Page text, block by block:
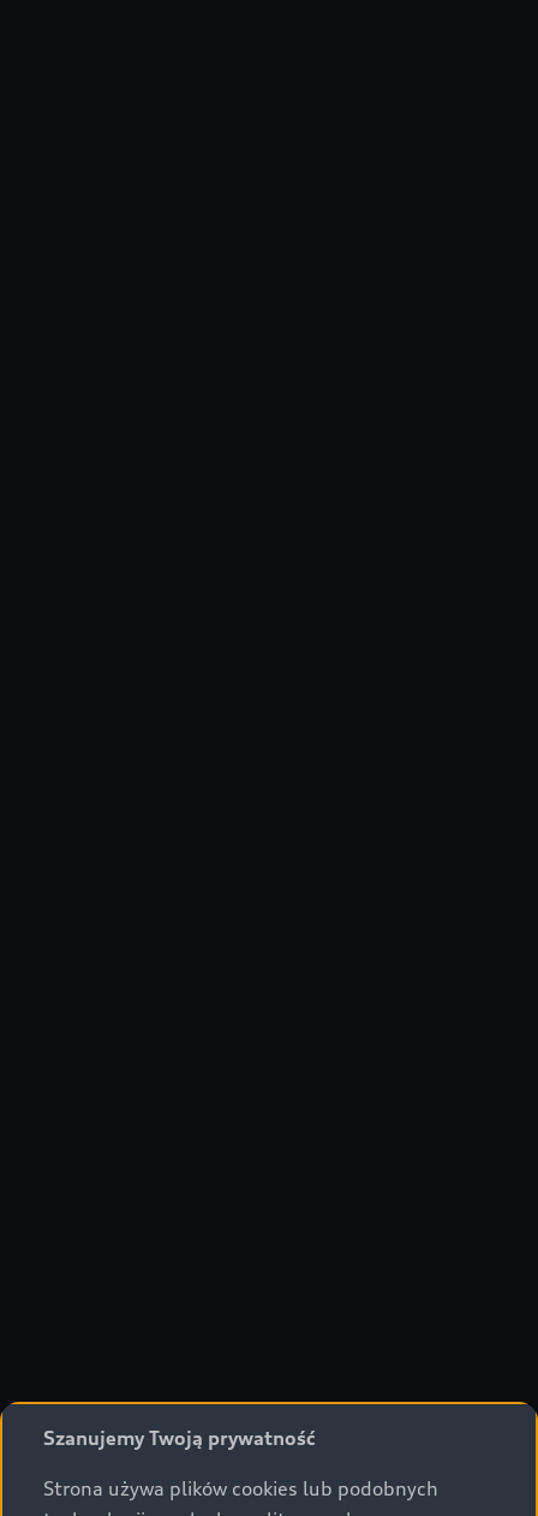
Szanujemy Twoją prywatność
Strona używa plików cookies lub podobnych